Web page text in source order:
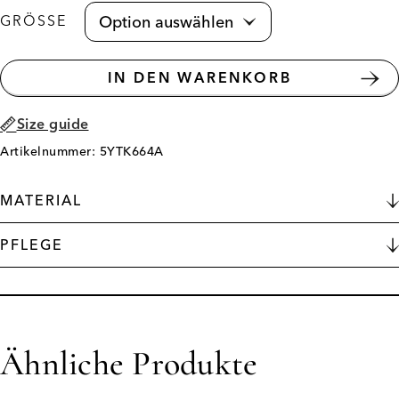
GRÖSSE
IN DEN WARENKORB
Size guide
Artikelnummer: 5YTK664A
MATERIAL
PFLEGE
Ähnliche Produkte